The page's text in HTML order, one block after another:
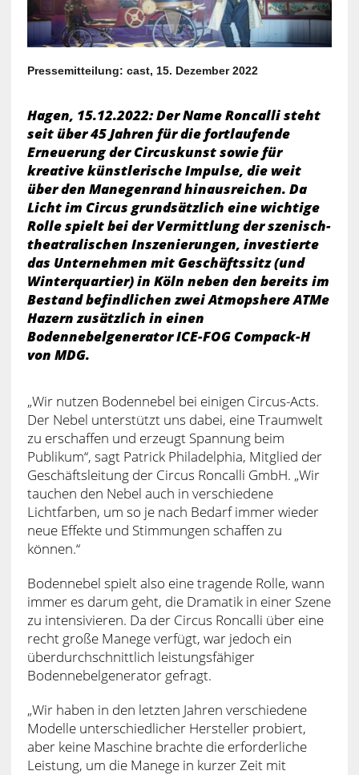
Pressemitteilung: cast, 15. Dezember 2022
Hagen, 15.12.2022: Der Name Roncalli steht
seit über 45 Jahren für die fortlaufende
Erneuerung der Circuskunst sowie für
kreative künstlerische Impulse, die weit
über den Manegenrand hinausreichen. Da
Licht im Circus grundsätzlich eine wichtige
Rolle spielt bei der Vermittlung der szenisch-
theatralischen Inszenierungen, investierte
das Unternehmen mit Geschäftssitz (und
Winterquartier) in Köln neben den bereits im
Bestand befindlichen zwei Atmopshere ATMe
Hazern zusätzlich in einen
Bodennebelgenerator ICE-FOG Compack-H
von MDG.
„Wir nutzen Bodennebel bei einigen Circus-Acts.
Der Nebel unterstützt uns dabei, eine Traumwelt
zu erschaffen und erzeugt Spannung beim
Publikum“, sagt Patrick Philadelphia, Mitglied der
Geschäftsleitung der Circus Roncalli GmbH. „Wir
tauchen den Nebel auch in verschiedene
Lichtfarben, um so je nach Bedarf immer wieder
neue Effekte und Stimmungen schaffen zu
können.“
Bodennebel spielt also eine tragende Rolle, wann
immer es darum geht, die Dramatik in einer Szene
zu intensivieren. Da der Circus Roncalli über eine
recht große Manege verfügt, war jedoch ein
überdurchschnittlich leistungsfähiger
Bodennebelgenerator gefragt.
„Wir haben in den letzten Jahren verschiedene
Modelle unterschiedlicher Hersteller probiert,
aber keine Maschine brachte die erforderliche
Leistung, um die Manege in kurzer Zeit mit